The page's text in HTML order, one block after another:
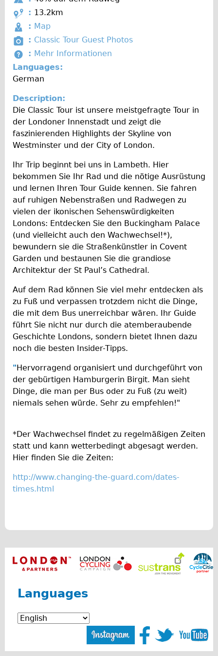
Wilier Triestina Carbon Road Bike
Mountain Bikes
Ridgeback Mountain Bike
Saracen Mountain Bike
Children's
Male Bicycle with Child Seat (Crossbar Mounted)
Male Bicycle with Child Seat (Rear Mounted)
Accessories
Helmets
Lights
Panniers
Locks
Repair Kits
Repairs
Mechanics
Contact
More
Directions
Contact
Repair Shop
About
Tour Guides
Nadja
Safety
Become an Agent
Blog
FAQ
Tour FAQ
Hire FAQ
Other FAQ
Bikes on Trains
Excursion Ideas
t
i
o
n
i
c
u
l
t
from the Noun Project
D
i
a
n
c
: 13.2km
: Map
Created by Tahsin Tahil
from the Noun Project
P
h
A
l
b
u
m
: Classic Tour Guest Photos
M
o
r
I
n
f
o
: Mehr Informationen
Languages:
German
Description:
Die Classic Tour ist unsere meistgefragte Tour in
der Londoner Innenstadt und zeigt die
faszinierenden Highlights der Skyline von
Westminster und der City of London.
Ihr Trip beginnt bei uns in Lambeth. Hier
bekommen Sie Ihr Rad und die nötige Ausrüstung
und lernen Ihren Tour Guide kennen. Sie fahren
auf ruhigen Nebenstraßen und Radwegen zu
vielen der ikonischen Sehenswürdigkeiten
Londons: Entdecken Sie den Buckingham Palace
(und vielleicht auch den Wachwechsel!*),
bewundern sie die Straßenkünstler in Covent
Garden und bestaunen Sie die grandiose
Architektur der St Paul’s Cathedral.
Auf dem Rad können Sie viel mehr entdecken als
zu Fuß und verpassen trotzdem nicht die Dinge,
die mit dem Bus unerreichbar wären. Ihr Guide
führt Sie nicht nur durch die atemberaubende
Geschichte Londons, sondern bietet Ihnen dazu
noch die besten Insider-Tipps.
"Hervorragend organisiert und durchgeführt von
der gebürtigen Hamburgerin Birgit. Man sieht
Dinge, die man per Bus oder zu Fuß (zu weit)
niemals sehen würde. Sehr zu empfehlen!"
*Der Wachwechsel findet zu regelmäßigen Zeiten
statt und kann wetterbedingt abgesagt werden.
Hier finden Sie die Zeiten:
http://www.changing-the-guard.com/dates-
times.html
Languages